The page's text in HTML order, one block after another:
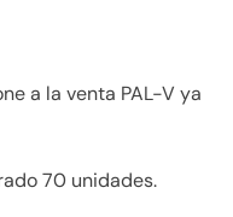
a la venta PAL-V ya
70 unidades.